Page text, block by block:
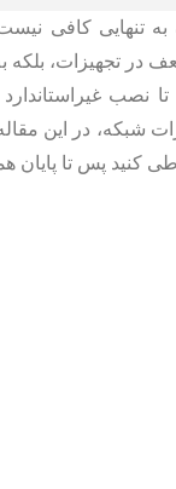
به‌ تنهایی کافی
در تجهیزات، بلکه
نصب
پس تا پایان